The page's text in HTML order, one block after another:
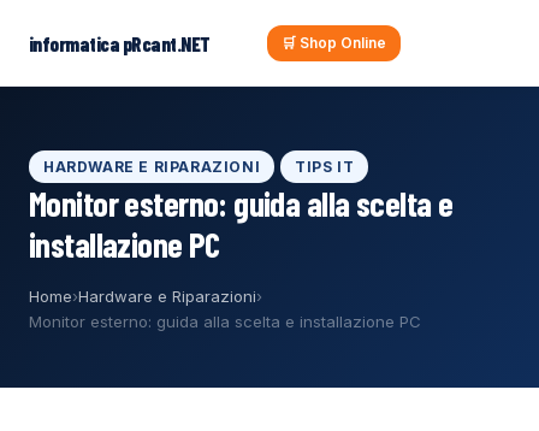
contenuto
informatica pRcant.NET 🛒 Shop Online
HARDWARE E RIPARAZIONI TIPS IT
Monitor esterno: guida alla scelta e
installazione PC
Home›Hardware e Riparazioni›
Monitor esterno: guida alla scelta e installazione PC